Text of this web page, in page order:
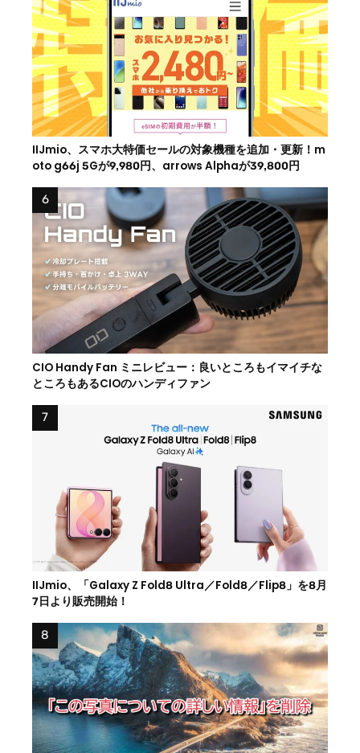
IIJmio、スマホ大特価セールの対象機種を追加・更新！m
oto g66j 5Gが9,980円、arrows Alphaが39,800円
CIO Handy Fan ミニレビュー：良いところもイマイチな
ところもあるCIOのハンディファン
IIJmio、「Galaxy Z Fold8 Ultra／Fold8／Flip8」を8月
7日より販売開始！